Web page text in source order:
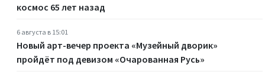
космос 65 лет назад
6 августа в 15:01
Новый арт-вечер проекта «Музейный дворик»
пройдёт под девизом «Очарованная Русь»